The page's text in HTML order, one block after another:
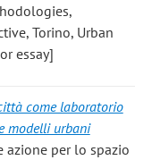
Torino, Urban
essay]
come laboratorio
modelli urbani
azione per lo spazio